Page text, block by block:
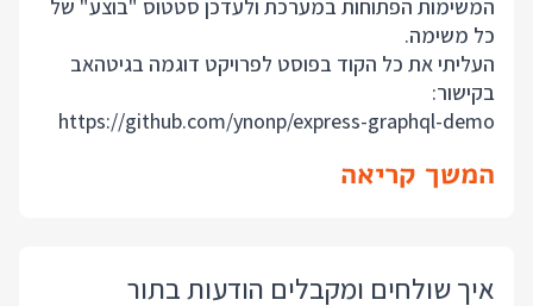
המשימות הפתוחות במערכת ולעדכן סטטוס "בוצע" של
כל משימה.
העליתי את כל הקוד בפוסט לפרויקט דוגמה בגיטהאב
בקישור:
https://github.com/ynonp/express-graphql-demo
המשך קריאה
איך שולחים ומקבלים הודעות בתור